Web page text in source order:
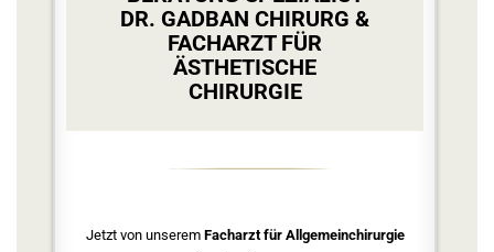
DR. GADBAN CHIRURG &
FACHARZT FÜR
ÄSTHETISCHE
CHIRURGIE
Jetzt von unseremFacharzt für Allgemeinchirurgie